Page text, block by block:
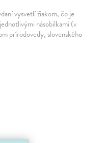
vysvetlí žiakom, čo je
násobilkami (v
prírodovedy, slovenského